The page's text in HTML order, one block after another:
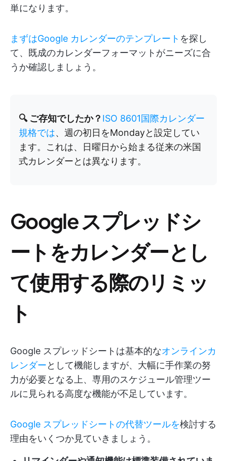
単になります。
まずはGoogle カレンダーのテンプレート を探し
て、既成のカレンダーフォーマットがニーズに合
うか確認しましょう。
🔍 ご存知でしたか？ ISO 8601国際カレンダー
規格では、週の初日をMondayと設定してい
ます。これは、日曜日から始まる従来の米国
式カレンダーとは異なります。
Google スプレッドシ
ートをカレンダーとし
て使用する際のリミッ
ト
Google スプレッドシートは基本的なオンラインカ
レンダーとして機能しますが、大幅に手作業の努
力が必要となる上、専用のスケジュール管理ツー
ルに見られる高度な機能が不足しています。
Google スプレッドシートの代替ツールを検討する
理由をいくつか見ていきましょう。